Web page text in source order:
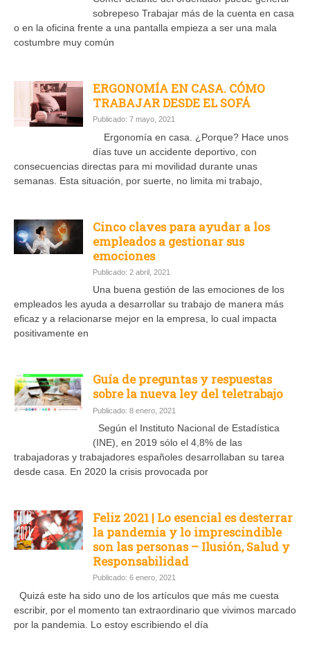
sobrepeso Trabajar más de la cuenta en casa
o en la oficina frente a una pantalla empieza a ser una mala
costumbre muy común
ERGONOMÍA EN CASA. CÓMO
TRABAJAR DESDE EL SOFÁ
Publicado: 7 mayo, 2021
Ergonomía en casa. ¿Porque? Hace unos
días tuve un accidente deportivo, con
consecuencias directas para mi movilidad durante unas
semanas. Esta situación, por suerte, no limita mi trabajo,
Cinco claves para ayudar a los
empleados a gestionar sus
emociones
Publicado: 2 abril, 2021
Una buena gestión de las emociones de los
empleados les ayuda a desarrollar su trabajo de manera más
eficaz y a relacionarse mejor en la empresa, lo cual impacta
positivamente en
Guía de preguntas y respuestas
sobre la nueva ley del teletrabajo
Publicado: 8 enero, 2021
Según el Instituto Nacional de Estadística
(INE), en 2019 sólo el 4,8% de las
trabajadoras y trabajadores españoles desarrollaban su tarea
desde casa. En 2020 la crisis provocada por
Feliz 2021 | Lo esencial es desterrar
la pandemia y lo imprescindible
son las personas – Ilusión, Salud y
Responsabilidad
Publicado: 6 enero, 2021
Quizá este ha sido uno de los artículos que más me cuesta
escribir, por el momento tan extraordinario que vivimos marcado
por la pandemia. Lo estoy escribiendo el día